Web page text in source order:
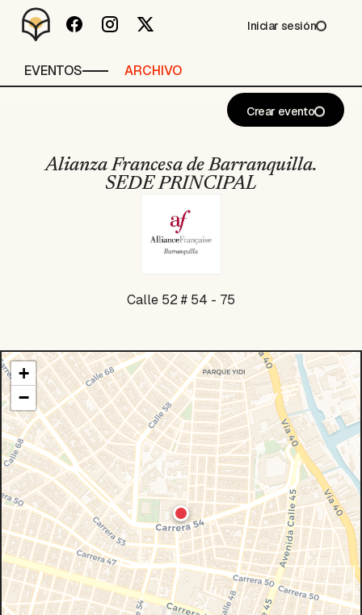
EVENTOS ARCHIVO
Iniciar sesión
Crear evento
Alianza Francesa de Barranquilla.
SEDE PRINCIPAL
Calle 52 # 54 - 75
+
−